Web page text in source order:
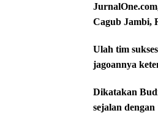
Cagub Jambi,
Ulah tim
jagoannya
Dikatakan
sejalan